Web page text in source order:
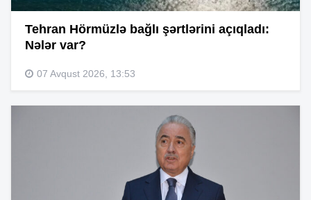
Tehran Hörmüzlə bağlı şərtlərini açıqladı:
Nələr var?
07 Avqust 2026, 13:53